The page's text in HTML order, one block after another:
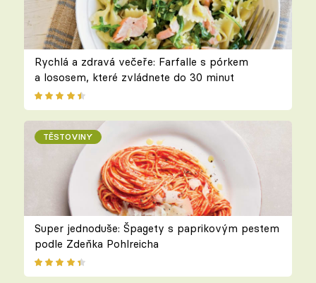
Rychlá a zdravá večeře: Farfalle s pórkem
a lososem, které zvládnete do 30 minut
TĚSTOVINY
Super jednoduše: Špagety s paprikovým pestem
podle Zdeňka Pohlreicha